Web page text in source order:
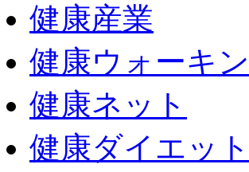
健康産業
健康ウォーキ
健康ネット
健康ダイエット